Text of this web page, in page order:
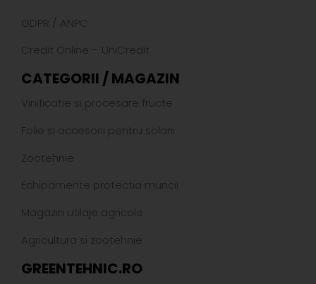
GDPR / ANPC
Credit Online – UniCredit
CATEGORII / MAGAZIN
Vinificatie si procesare fructe
Folie si accesorii pentru solarii
Zootehnie
Echipamente protectia muncii
Magazin utilaje agricole
Agricultura si zootehnie
GREENTEHNIC.RO